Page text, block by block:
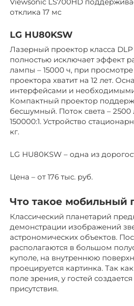
отклика 17 мс
LG HU80KSW
Лазерный проектор класса
полностью исключает эффект
лампы – 15000 ч, при просмотре
проектора хватит на 12 лет.
интерфейсами и
Компактный проектор
бесшумный. Поток света – 2500
150000:1. Устройство
кг.
LG HU80KSW – одна из
Цена – от 176 тыс. руб.
Что такое мобильный
Классический планетарий
демонстрации изображений
астрономических объектов.
располагаются в большом
куполе, на внутреннюю
проецируется картинка. Так
поле зрения, у гостей
присутствия.